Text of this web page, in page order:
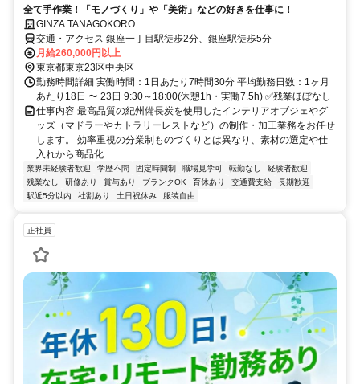
全て手作業！「モノづくり」や「美術」などの好きを仕事に！
GINZA TANAGOKORO
交通・アクセス 銀座一丁目駅徒歩2分、銀座駅徒歩5分
月給260,000円以上
東京都東京23区中央区
勤務時間詳細 実働時間：1日あたり7時間30分 平均勤務日数：1ヶ月
あたり18日 〜 23日 9:30～18:00(休憩1h・実働7.5h) ✅残業ほぼなし
仕事内容 最高品質の紀州備長炭を使用したインテリアオブジェやグ
ッズ（マドラーやカトラリーレストなど）の制作・加工業務をお任せ
します。 効率重視の分業制ものづくりとは異なり、素材の選定や仕
入れから商品化...
業界未経験者歓迎 学歴不問 固定時間制 職場見学可 転勤なし
経験者歓迎
残業なし
研修あり 賞与あり ブランクOK 育休あり 交通費支給
長期歓迎
駅近5分以内
社割あり 土日祝休み 服装自由
正社員